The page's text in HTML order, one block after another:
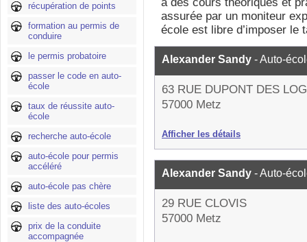
récupération de points
formation au permis de
conduire
le permis probatoire
passer le code en auto-
école
taux de réussite auto-
école
recherche auto-école
auto-école pour permis
accéléré
auto-école pas chère
liste des auto-écoles
prix de la conduite
accompagnée
assurée par un moniteur
école est libre d’imposer le
Alexander Sandy - Auto-
63 RUE DUPONT DES
57000 Metz
Afficher les détails
Alexander Sandy - Auto-
29 RUE CLOVIS
57000 Metz